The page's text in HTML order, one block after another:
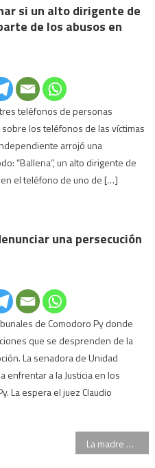
si un alto dirigente de
de los abusos en
teléfonos de personas
los teléfonos de las víctimas
arrojó una
“Ballena”, un alto dirigente de
el teléfono de uno de […]
una persecución
de Comodoro Py donde
que se desprenden de la
La senadora de Unidad
enfrentar a la Justicia en los
La espera el juez Claudio
La madre de Abril Sosa asegura que el detenido ya había querido seducir a otra de sus hijas